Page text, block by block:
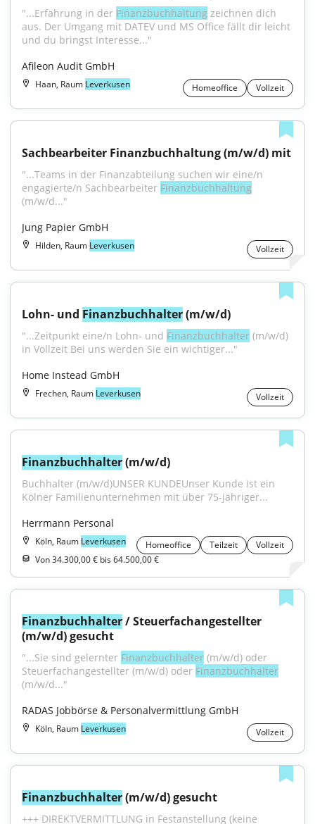
"...Erfahrung in der Finanzbuchhaltung zeichnen dich
aus. Der Umgang mit DATEV und MS Office fällt dir leicht
und du bringst Interesse..."
Afileon Audit GmbH
Haan, Raum Leverkusen Homeoffice Vollzeit
Sachbearbeiter Finanzbuchhaltung (m/w/d) mit
"...Teams in der Finanzabteilung suchen wir eine/n
engagierte/n Sachbearbeiter Finanzbuchhaltung
(m/w/d..."
Jung Papier GmbH
Hilden, Raum Leverkusen Vollzeit
Lohn- und Finanzbuchhalter (m/w/d)
"...Zeitpunkt eine/n Lohn- und Finanzbuchhalter (m/w/d)
in Vollzeit Bei uns werden Sie ein wichtiger..."
Home Instead GmbH
Frechen, Raum Leverkusen Vollzeit
Finanzbuchhalter (m/w/d)
Buchhalter (m/w/d)UNSER KUNDEUnser Kunde ist ein
Kölner Familienunternehmen mit über 75-jähriger...
Herrmann Personal
Köln, Raum Leverkusen Homeoffice Teilzeit
Vollzeit
Von 34.300,00 € bis 64.500,00 €
Finanzbuchhalter / Steuerfachangestellter
(m/w/d) gesucht
"...Sie sind gelernter Finanzbuchhalter (m/w/d) oder
Steuerfachangestellter (m/w/d) oder Finanzbuchhalter
(m/w/d..."
RADAS Jobbörse & Personalvermittlung GmbH
Köln, Raum Leverkusen Vollzeit
Finanzbuchhalter (m/w/d) gesucht
+++ DIREKTVERMITTLUNG in Festanstellung (keine